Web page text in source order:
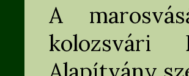
A
kolozsvári